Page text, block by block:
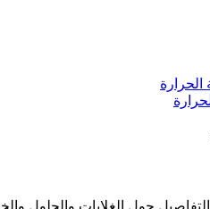
حول الغلايات والحلول